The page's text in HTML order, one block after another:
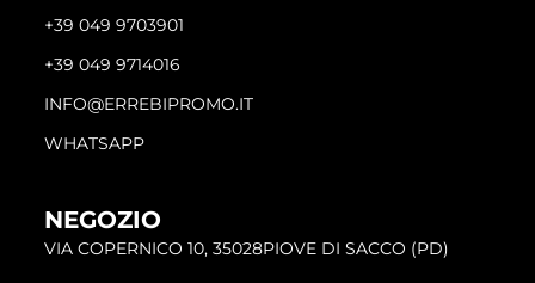
+39 049 9703901
+39 049 9714016
INFO@ERREBIPROMO.IT
WHATSAPP
NEGOZIO
VIA COPERNICO 10, 35028PIOVE DI SACCO (PD)